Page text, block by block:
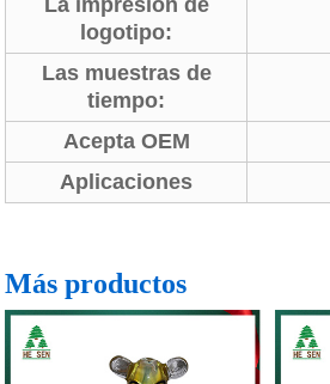
logotipo:
Las muestras de
tiempo:
Acepta OEM
Aplicaciones
Más productos